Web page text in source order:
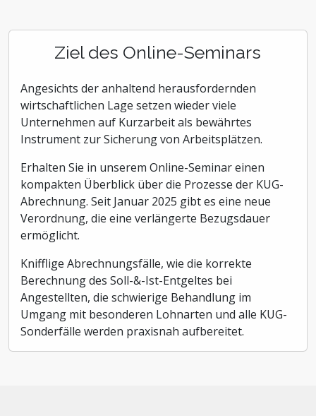
Ziel des Online-Seminars
Angesichts der anhaltend herausfordernden
wirtschaftlichen Lage setzen wieder viele
Unternehmen auf Kurzarbeit als bewährtes
Instrument zur Sicherung von Arbeitsplätzen.
Erhalten Sie in unserem Online-Seminar einen
kompakten Überblick über die Prozesse der KUG-
Abrechnung. Seit Januar 2025 gibt es eine neue
Verordnung, die eine verlängerte Bezugsdauer
ermöglicht.
Knifflige Abrechnungsfälle, wie die korrekte
Berechnung des Soll-&-Ist-Entgeltes bei
Angestellten, die schwierige Behandlung im
Umgang mit besonderen Lohnarten und alle KUG-
Sonderfälle werden praxisnah aufbereitet.